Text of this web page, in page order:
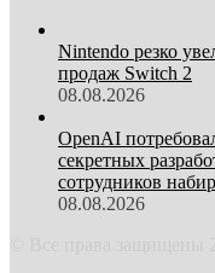
Nintendo резко
продаж Switch 2
08.08.2026
OpenAI
секретных
сотрудников
08.08.2026